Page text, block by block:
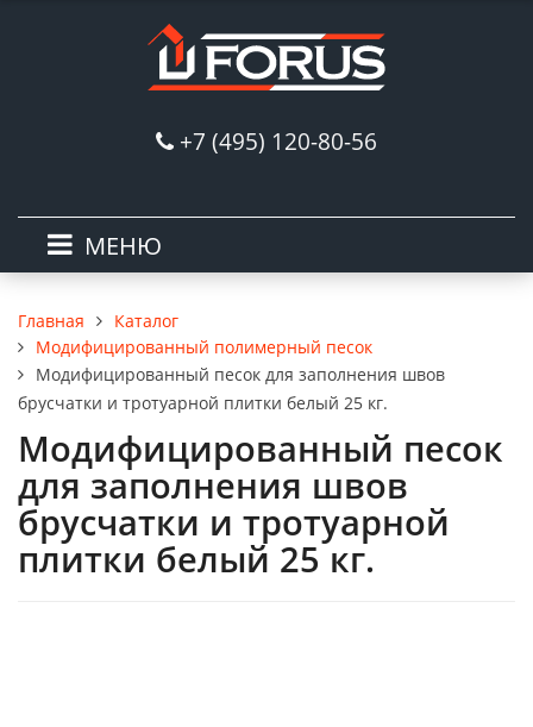
+7 (495) 120-80-56
МЕНЮ
Главная
Каталог
Модифицированный полимерный песок
Модифицированный песок для заполнения швов
брусчатки и тротуарной плитки белый 25 кг.
Модифицированный песок
для заполнения швов
брусчатки и тротуарной
плитки белый 25 кг.